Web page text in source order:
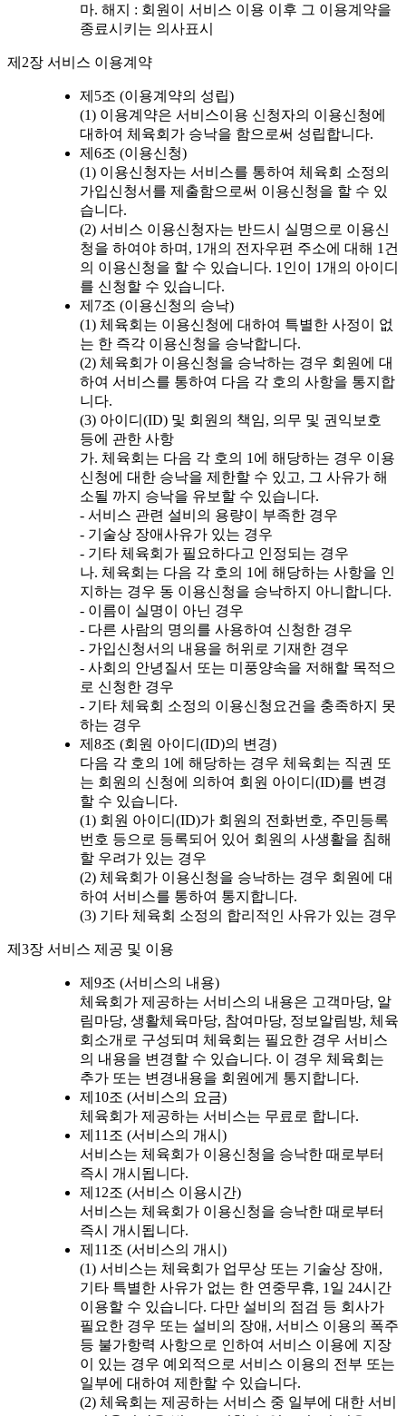
마. 해지 : 회원이 서비스 이용 이후 그 이용계약을
종료시키는 의사표시
제2장 서비스 이용계약
제5조 (이용계약의 성립)
(1) 이용계약은 서비스이용 신청자의 이용신청에
대하여 체육회가 승낙을 함으로써 성립합니다.
제6조 (이용신청)
(1) 이용신청자는 서비스를 통하여 체육회 소정의
가입신청서를 제출함으로써 이용신청을 할 수 있
습니다.
(2) 서비스 이용신청자는 반드시 실명으로 이용신
청을 하여야 하며, 1개의 전자우편 주소에 대해 1건
의 이용신청을 할 수 있습니다. 1인이 1개의 아이디
를 신청할 수 있습니다.
제7조 (이용신청의 승낙)
(1) 체육회는 이용신청에 대하여 특별한 사정이 없
는 한 즉각 이용신청을 승낙합니다.
(2) 체육회가 이용신청을 승낙하는 경우 회원에 대
하여 서비스를 통하여 다음 각 호의 사항을 통지합
니다.
(3) 아이디(ID) 및 회원의 책임, 의무 및 권익보호
등에 관한 사항
가. 체육회는 다음 각 호의 1에 해당하는 경우 이용
신청에 대한 승낙을 제한할 수 있고, 그 사유가 해
소될 까지 승낙을 유보할 수 있습니다.
- 서비스 관련 설비의 용량이 부족한 경우
- 기술상 장애사유가 있는 경우
- 기타 체육회가 필요하다고 인정되는 경우
나. 체육회는 다음 각 호의 1에 해당하는 사항을 인
지하는 경우 동 이용신청을 승낙하지 아니합니다.
- 이름이 실명이 아닌 경우
- 다른 사람의 명의를 사용하여 신청한 경우
- 가입신청서의 내용을 허위로 기재한 경우
- 사회의 안녕질서 또는 미풍양속을 저해할 목적으
로 신청한 경우
- 기타 체육회 소정의 이용신청요건을 충족하지 못
하는 경우
제8조 (회원 아이디(ID)의 변경)
다음 각 호의 1에 해당하는 경우 체육회는 직권 또
는 회원의 신청에 의하여 회원 아이디(ID)를 변경
할 수 있습니다.
(1) 회원 아이디(ID)가 회원의 전화번호, 주민등록
번호 등으로 등록되어 있어 회원의 사생활을 침해
할 우려가 있는 경우
(2) 체육회가 이용신청을 승낙하는 경우 회원에 대
하여 서비스를 통하여 통지합니다.
(3) 기타 체육회 소정의 합리적인 사유가 있는 경우
제3장 서비스 제공 및 이용
제9조 (서비스의 내용)
체육회가 제공하는 서비스의 내용은 고객마당, 알
림마당, 생활체육마당, 참여마당, 정보알림방, 체육
회소개로 구성되며 체육회는 필요한 경우 서비스
의 내용을 변경할 수 있습니다. 이 경우 체육회는
추가 또는 변경내용을 회원에게 통지합니다.
제10조 (서비스의 요금)
체육회가 제공하는 서비스는 무료로 합니다.
제11조 (서비스의 개시)
서비스는 체육회가 이용신청을 승낙한 때로부터
즉시 개시됩니다.
제12조 (서비스 이용시간)
서비스는 체육회가 이용신청을 승낙한 때로부터
즉시 개시됩니다.
제11조 (서비스의 개시)
(1) 서비스는 체육회가 업무상 또는 기술상 장애,
기타 특별한 사유가 없는 한 연중무휴, 1일 24시간
이용할 수 있습니다. 다만 설비의 점검 등 회사가
필요한 경우 또는 설비의 장애, 서비스 이용의 폭주
등 불가항력 사항으로 인하여 서비스 이용에 지장
이 있는 경우 예외적으로 서비스 이용의 전부 또는
일부에 대하여 제한할 수 있습니다.
(2) 체육회는 제공하는 서비스 중 일부에 대한 서비